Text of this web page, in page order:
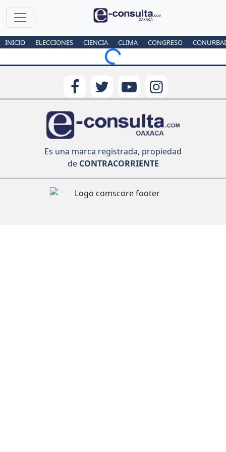
INICIO ELECCIONES CIENCIA CLIMA CONGRESO
Loading...
Es una marca registrada, propiedad
deCONTRACORRIENTE